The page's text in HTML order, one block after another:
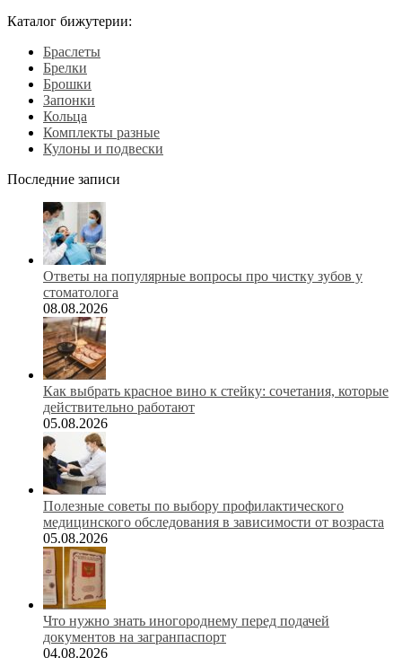
Каталог бижутерии:
Браслеты
Брелки
Брошки
Запонки
Кольца
Комплекты разные
Кулоны и подвески
Последние записи
Ответы на популярные вопросы про чистку зубов у
стоматолога
08.08.2026
Как выбрать красное вино к стейку: сочетания, которые
действительно работают
05.08.2026
Полезные советы по выбору профилактического
медицинского обследования в зависимости от возраста
05.08.2026
Что нужно знать иногороднему перед подачей
документов на загранпаспорт
04.08.2026